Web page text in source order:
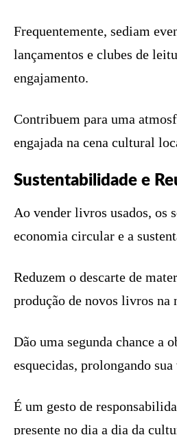
Frequentemente, sediam
lançamentos e clubes de
engajamento.
Contribuem para uma
engajada na cena cultural
Sustentabilidade e
Ao vender livros usados, os
economia circular e a
Reduzem o descarte de
produção de novos livros na
Dão uma segunda chance a
esquecidas, prolongando
É um gesto de
presente no dia a dia da